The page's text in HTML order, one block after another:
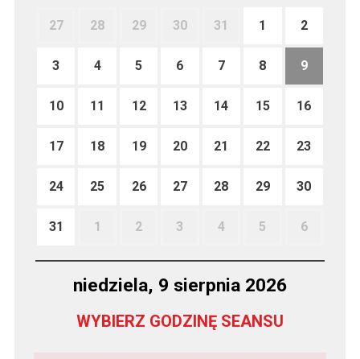
27 28 29 30 31 1 2
3 4 5 6 7 8 9
10 11 12 13 14 15 16
17 18 19 20 21 22 23
24 25 26 27 28 29 30
31 1 2 3 4 5 6
niedziela, 9 sierpnia 2026
WYBIERZ GODZINĘ SEANSU